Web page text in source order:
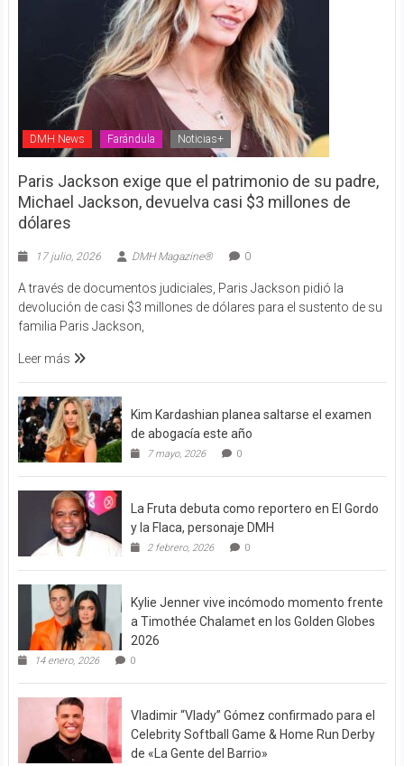
DMH News Farándula Noticias+
Paris Jackson exige que el patrimonio de su padre,
Michael Jackson, devuelva casi $3 millones de
dólares
17 julio, 2026 DMH Magazine® 0
A través de documentos judiciales, Paris Jackson pidió la
devolución de casi $3 millones de dólares para el sustento de su
familia Paris Jackson,
Leer más
Kim Kardashian planea saltarse el examen
de abogacía este año
7 mayo, 2026 0
La Fruta debuta como reportero en El Gordo
y la Flaca, personaje DMH
2 febrero, 2026 0
Kylie Jenner vive incómodo momento frente
a Timothée Chalamet en los Golden Globes
2026
14 enero, 2026 0
Vladimir “Vlady” Gómez confirmado para el
Celebrity Softball Game & Home Run Derby
de «La Gente del Barrio»